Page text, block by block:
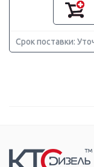
Срок поставки: